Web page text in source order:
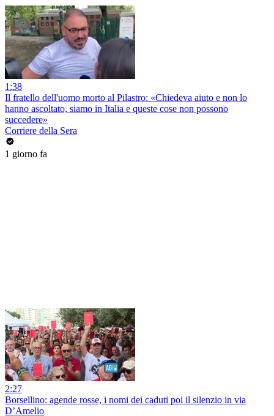
1:38
Il fratello dell'uomo morto al Pilastro: «Chiedeva aiuto e non lo
hanno ascoltato, siamo in Italia e queste cose non possono
succedere»
Corriere della Sera
1 giorno fa
2:27
Borsellino: agende rosse, i nomi dei caduti poi il silenzio in via
D’Amelio